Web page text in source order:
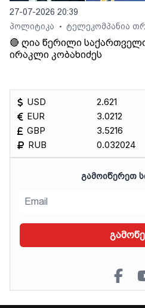
27-07-2026 20:39
პოლიტიკა
• ტელეკომპანია
🔴 ღია წერილი
ირაკლი კობახიძეს
USD
EUR
GBP
RUB
2.621
3.0212
3.5216
0.032024
ᲒᲐᲛᲝᲘᲬᲔᲠᲔᲗ